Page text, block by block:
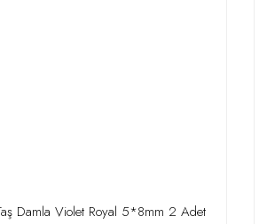
Damla Violet Royal 5*8mm 2 Adet